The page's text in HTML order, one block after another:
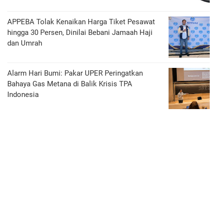
APPEBA Tolak Kenaikan Harga Tiket Pesawat
hingga 30 Persen, Dinilai Bebani Jamaah Haji
dan Umrah
Alarm Hari Bumi: Pakar UPER Peringatkan
Bahaya Gas Metana di Balik Krisis TPA
Indonesia